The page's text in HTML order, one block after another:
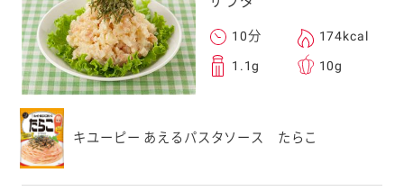
10分 174kcal
1.1g 10g
キユーピー あえるパスタソース たらこ